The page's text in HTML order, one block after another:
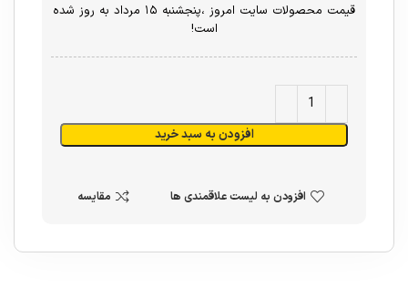
قیمت محصولات سایت امروز ،پنجشنبه ۱۵ مرداد به روز شده
است!
افزودن به سبد خرید
افزودن به لیست علاقمندی ها مقایسه